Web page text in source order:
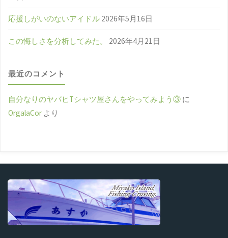
応援しがいのないアイドル 2026年5月16日
この悔しさを分析してみた。 2026年4月21日
最近のコメント
自分なりのヤバヒTシャツ屋さんをやってみよう③ に
OrgalaCor より